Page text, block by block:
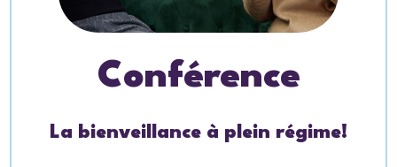
Conférence
La bienveillance à plein régime!